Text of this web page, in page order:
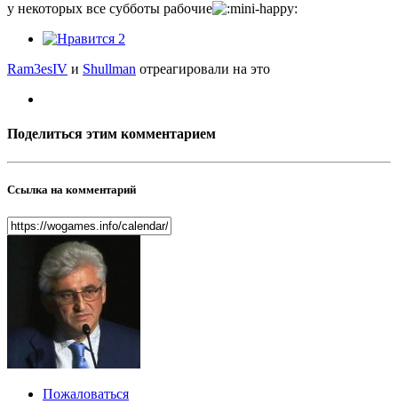
у некоторых все субботы рабочие
2
Ram3esIV и Shullman отреагировали на это
Поделиться этим комментарием
Ссылка на комментарий
Пожаловаться